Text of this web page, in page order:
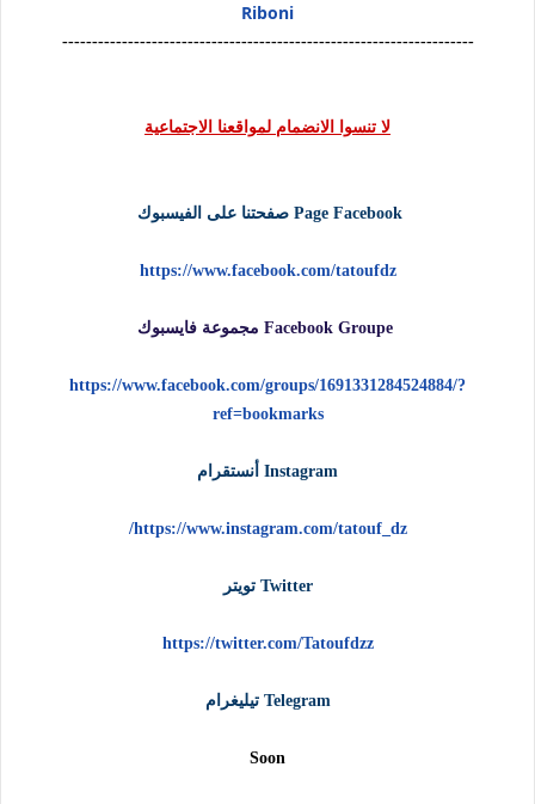
Riboni
---------------------------------------------------------------------
لا تنسوا الانضمام لمواقعنا الاجتماعية
Page Facebook صفحتنا على الفيسبوك
https://www.facebook.com/tatoufdz
https://www.facebook.com/groups/1691331284524884/?
ref=bookmarks
Instagram أنستقرام
https://www.instagram.com/tatouf_dz/
Twitter تويتر
https://twitter.com/Tatoufdzz
Telegram تيليغرام
Soon